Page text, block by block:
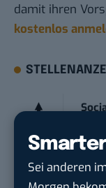
Sei anderen
damit ihren
kostenlos